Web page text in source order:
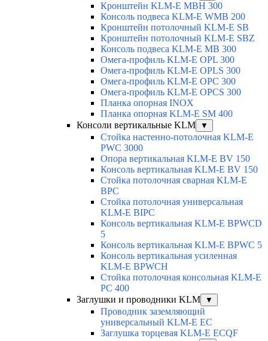
Кронштейн KLM-E MBH 300
Консоль подвеса KLM-E WMB 200
Кронштейн потолочный KLM-E SB
Кронштейн потолочный KLM-E SBZ
Консоль подвеса KLM-E MB 300
Омега-профиль KLM-E OPL 300
Омега-профиль KLM-E OPLS 300
Омега-профиль KLM-E OPC 300
Омега-профиль KLM-E OPCS 300
Планка опорная INOX
Планка опорная KLM-E SM 400
Консоли вертикальные KLM
▼
Стойка настенно-потолочная KLM-E
PWC 3000
Опора вертикальная KLM-E BV 150
Консоль вертикальная KLM-E BV 150
Стойка потолочная сварная KLM-E
BPC
Стойка потолочная универсальная
KLM-E BIPC
Консоль вертикальная KLM-E BPWCD
5
Консоль вертикальная KLM-E BPWC 5
Консоль вертикальная усиленная
KLM-E BPWCH
Стойка потолочная консольная KLM-E
PC 400
Заглушки и проводники KLM
▼
Проводник заземляющий
универсальный KLM-E EC
Заглушка торцевая KLM-E ECQF